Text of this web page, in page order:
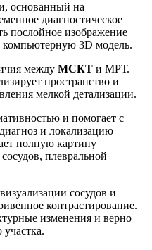
основанный на
диагностическое
послойное изображение
компьютерную 3D модель.
между МСКТ и МРТ.
пространство и
мелкой детализации.
и помогает с
и локализацию
полную картину
плевральной
сосудов и
контрастирование.
изменения и верно
участка.